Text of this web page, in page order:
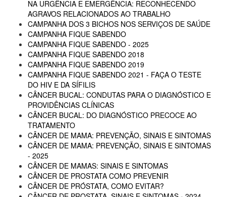
NA URGÊNCIA E EMERGÊNCIA: RECONHECENDO
AGRAVOS RELACIONADOS AO TRABALHO
CAMPANHA DOS 3 BICHOS NOS SERVIÇOS DE SAÚDE
CAMPANHA FIQUE SABENDO
CAMPANHA FIQUE SABENDO - 2025
CAMPANHA FIQUE SABENDO 2018
CAMPANHA FIQUE SABENDO 2019
CAMPANHA FIQUE SABENDO 2021 - FAÇA O TESTE
DO HIV E DA SÍFILIS
CÂNCER BUCAL: CONDUTAS PARA O DIAGNÓSTICO E
PROVIDÊNCIAS CLÍNICAS
CÂNCER BUCAL: DO DIAGNÓSTICO PRECOCE AO
TRATAMENTO
CÂNCER DE MAMA: PREVENÇÃO, SINAIS E SINTOMAS
CÂNCER DE MAMA: PREVENÇÃO, SINAIS E SINTOMAS
- 2025
CÂNCER DE MAMAS: SINAIS E SINTOMAS
CÂNCER DE PROSTATA COMO PREVENIR
CÂNCER DE PRÓSTATA, COMO EVITAR?